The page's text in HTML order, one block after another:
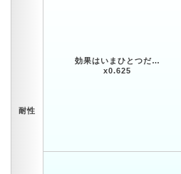
耐性
効果はいまひとつだ…
x0.625